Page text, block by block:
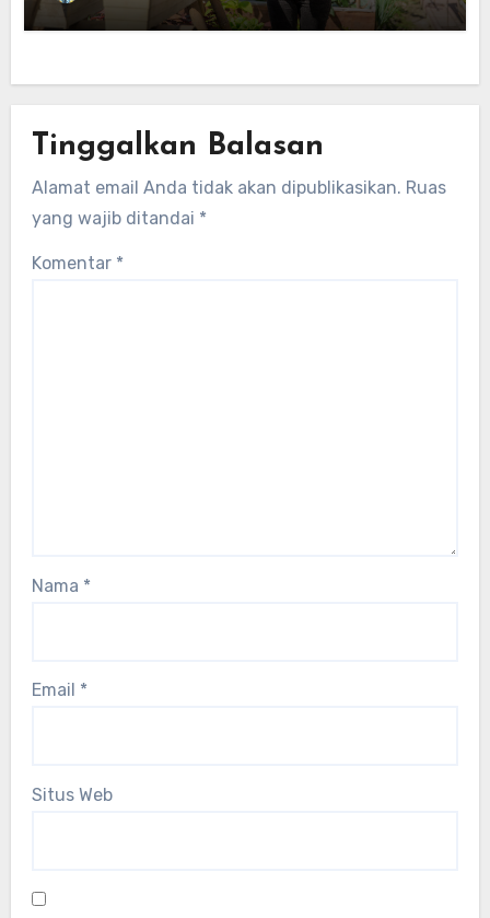
Tinggalkan Balasan
Alamat email Anda tidak akan dipublikasikan. Ruas
yang wajib ditandai *
Komentar *
Nama *
Email *
Situs Web